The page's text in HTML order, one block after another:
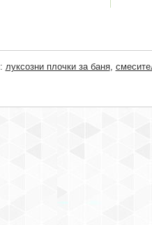
: луксозни плочки за баня,